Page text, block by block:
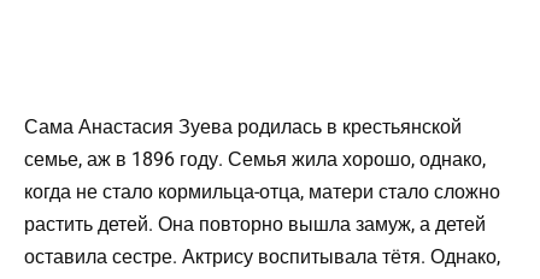
Сама Анастасия Зуева родилась в крестьянской
семье, аж в 1896 году. Семья жила хорошо, однако,
когда не стало кормильца-отца, матери стало сложно
растить детей. Она повторно вышла замуж, а детей
оставила сестре. Актрису воспитывала тётя. Однако,